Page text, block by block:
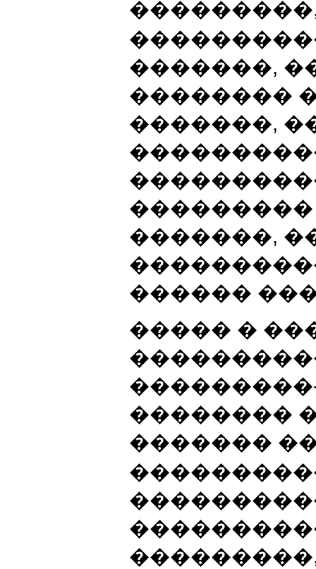
���������,
�������,
��������
�������,
�������,
������
����� �
��������
�������